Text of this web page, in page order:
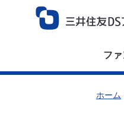
フ
ホーム